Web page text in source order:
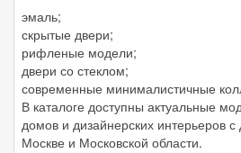
эмаль;
скрытые двери;
рифленые модели;
двери со стеклом;
современные минималистичные
В каталоге доступны актуальные
домов и дизайнерских интерьеров с
Москве и Московской области.